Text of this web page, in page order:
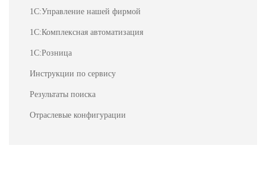
1С:Управление нашей фирмой
1С:Комплексная автоматизация
1С:Розница
Инструкции по сервису
Результаты поиска
Отраслевые конфигурации